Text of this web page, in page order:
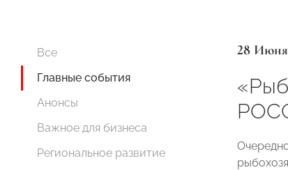
Все
Главные события
Анонсы
Важное для бизнеса
Региональное развитие
28 Июня